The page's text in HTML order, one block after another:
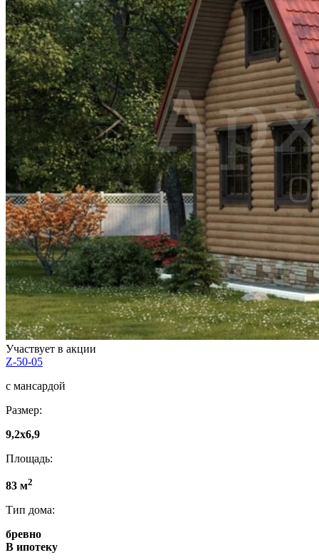
Участвует в акции
Z-50-05
с мансардой
Размер:
9,2x6,9
Площадь:
83 м2
Тип дома:
бревно
В ипотеку